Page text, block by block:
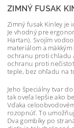
ZIMNÝ FUSAK
Zimný fusak Kinley je
Je vhodný pre
Hartan). Svojím
materiálom a
ochranu proti chladu
ochranu proti
teple, bez ohľadu na
Jeho špeciálny tvar
tak oveľa lepšie ako
Vďaka
rozopnúť. To
Dva gombíky po